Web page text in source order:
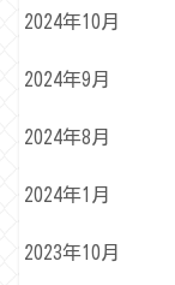
2024年10月
2024年9月
2024年8月
2024年1月
2023年10月